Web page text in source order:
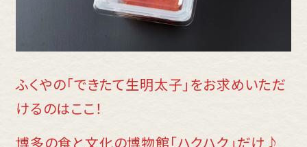
ふくやの「できたて生明太子」をお求めいただ
けるのはここ！
博多の食と文化の博物館「ハクハク」だけ♪